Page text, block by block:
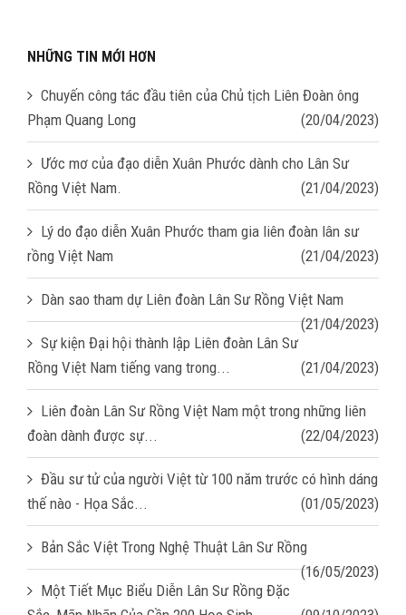
NHỮNG TIN MỚI HƠN
Chuyến công tác đầu tiên của Chủ tịch Liên Đoàn ông
Phạm Quang Long
(20/04/2023)
Ước mơ của đạo diễn Xuân Phước dành cho Lân Sư
Rồng Việt Nam.
(21/04/2023)
Lý do đạo diễn Xuân Phước tham gia liên đoàn lân sư
rồng Việt Nam
(21/04/2023)
Dàn sao tham dự Liên đoàn Lân Sư Rồng Việt Nam
(21/04/2023)
Sự kiện Đại hội thành lập Liên đoàn Lân Sư
Rồng Việt Nam tiếng vang trong...
(21/04/2023)
Liên đoàn Lân Sư Rồng Việt Nam một trong những liên
đoàn dành được sự...
(22/04/2023)
Đầu sư tử của người Việt từ 100 năm trước có hình dáng
thế nào - Họa Sắc...
(01/05/2023)
Bản Sắc Việt Trong Nghệ Thuật Lân Sư Rồng
(16/05/2023)
Một Tiết Mục Biểu Diễn Lân Sư Rồng Đặc